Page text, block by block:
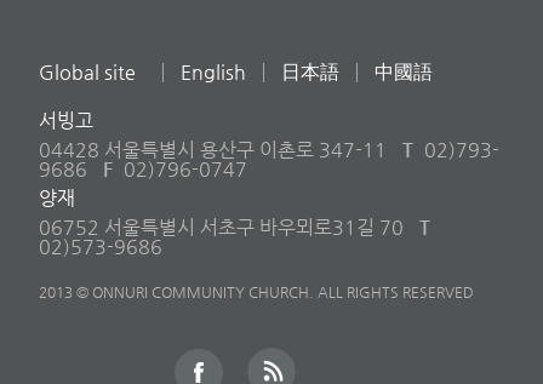
Global site English 日本語 中國語
서빙고
04428 서울특별시 용산구 이촌로 347-11
T 02)793-
9686
F 02)796-0747
양재
06752 서울특별시 서초구 바우뫼로31길 70
T
02)573-9686
2013 © ONNURI COMMUNITY CHURCH. ALL RIGHTS RESERVED